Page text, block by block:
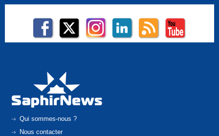
Qui sommes-nous ?
Nous contacter